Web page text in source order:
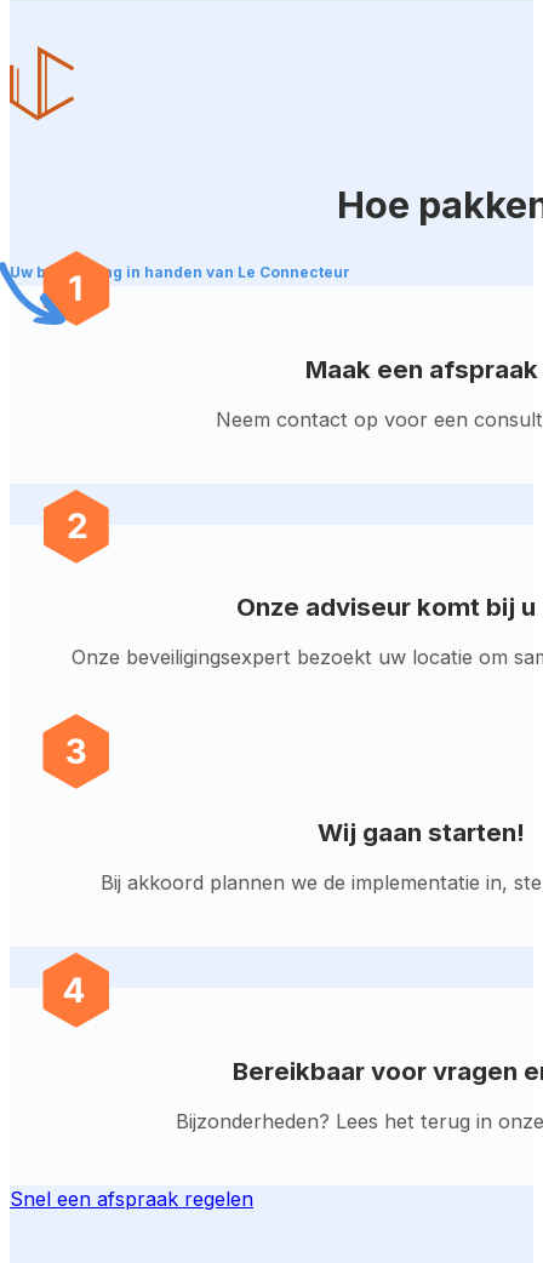
Hoe
Uw beveiliging in handen van Le Connecteur
Maak een afspraak
Neem contact op voor een
Onze adviseur komt bij u
Onze beveiligingsexpert bezoekt uw locatie om
Wij gaan starten!
Bij akkoord plannen we de implementatie in,
Bereikbaar voor vragen
Bijzonderheden? Lees het terug in
Snel een afspraak regelen